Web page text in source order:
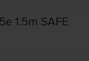
1.5m SAFE